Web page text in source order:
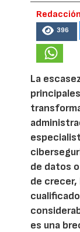
396
La
de datos
de
es una